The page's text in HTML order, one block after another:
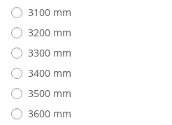
3100 mm
3200 mm
3300 mm
3400 mm
3500 mm
3600 mm